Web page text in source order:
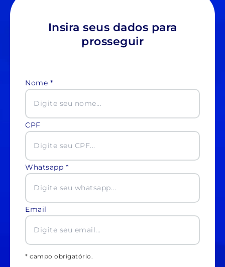
Insira seus dados para
prosseguir
Nome *
CPF
Whatsapp *
Email
* campo obrigatório.